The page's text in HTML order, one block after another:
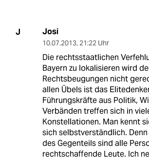
J Josi
10.07.2013, 21:22 Uhr
Die rechtsstaatlichen
Bayern zu lokalisieren wird
Rechtsbeugungen nicht
allen Übels ist das
Führungskräfte aus Politik,
Verbänden treffen sich in
Konstellationen. Man kennt
sich selbstverständlich.
des Gegenteils sind alle
rechtschaffende Leute. Ich